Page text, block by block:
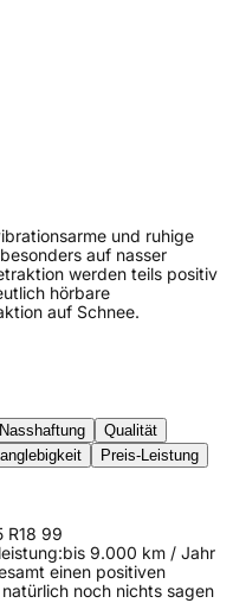
und ruhige
auf nasser
werden teils positiv
hörbare
auf Schnee.
Nasshaftung
Qualität
Preis-Leistung
R18 99
bis 9.000 km / Jahr
einen positiven
noch nichts sagen